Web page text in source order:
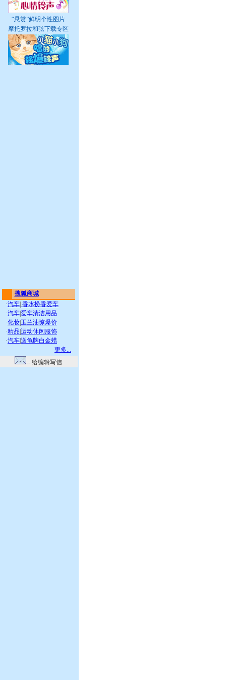
“悬赏”鲜明个性图片
摩托罗拉和弦下载专区
搜狐商城
·汽车 香水扮香爱车
·汽车爱车清洁用品
·化妆 玉兰油惊爆价
·精品运动休闲服饰
·汽车送龟牌白金蜡
更多...
-- 给编辑写信